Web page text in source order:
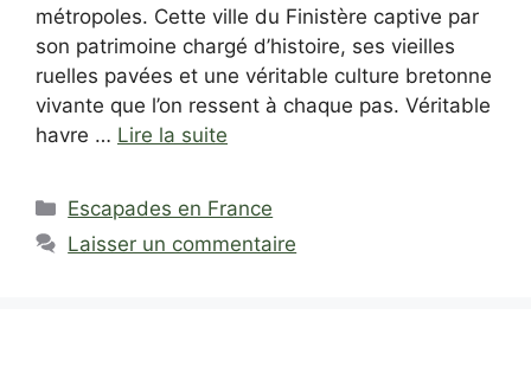
métropoles. Cette ville du Finistère captive par
son patrimoine chargé d’histoire, ses vieilles
ruelles pavées et une véritable culture bretonne
vivante que l’on ressent à chaque pas. Véritable
havre … Lire la suite
Catégories
Escapades en France
Laisser un commentaire